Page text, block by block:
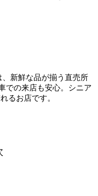
新鮮な品が揃う直売所
での来店も安心。シニア
るお店です。